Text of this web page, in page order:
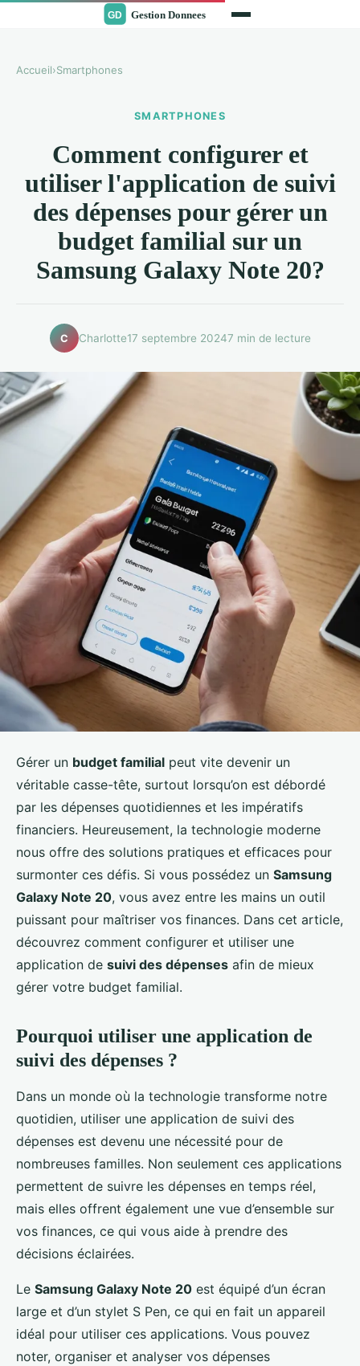
Accueil›Smartphones
SMARTPHONES
Comment configurer et
utiliser l'application de suivi
des dépenses pour gérer un
budget familial sur un
Samsung Galaxy Note 20?
C Charlotte17 septembre 20247 min de lecture
Gérer un budget familial peut vite devenir un
véritable casse-tête, surtout lorsqu’on est débordé
par les dépenses quotidiennes et les impératifs
financiers. Heureusement, la technologie moderne
nous offre des solutions pratiques et efficaces pour
surmonter ces défis. Si vous possédez un Samsung
Galaxy Note 20, vous avez entre les mains un outil
puissant pour maîtriser vos finances. Dans cet article,
découvrez comment configurer et utiliser une
application de suivi des dépenses afin de mieux
gérer votre budget familial.
Pourquoi utiliser une application de
suivi des dépenses ?
Dans un monde où la technologie transforme notre
quotidien, utiliser une application de suivi des
dépenses est devenu une nécessité pour de
nombreuses familles. Non seulement ces applications
permettent de suivre les dépenses en temps réel,
mais elles offrent également une vue d’ensemble sur
vos finances, ce qui vous aide à prendre des
décisions éclairées.
Le Samsung Galaxy Note 20 est équipé d’un écran
large et d’un stylet S Pen, ce qui en fait un appareil
idéal pour utiliser ces applications. Vous pouvez
noter, organiser et analyser vos dépenses